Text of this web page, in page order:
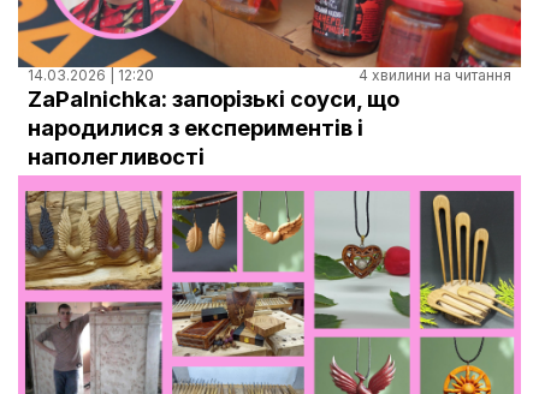
14.03.2026 | 12:20 4 хвилини на читання
ZaPalnichka: запорізькі соуси, що
народилися з експериментів і
наполегливості